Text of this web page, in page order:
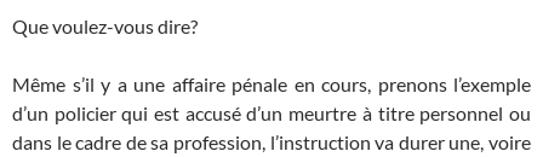
Que voulez-vous dire?
Même s’il y a une affaire pénale en cours, prenons l’exemple
d’un policier qui est accusé d’un meurtre à titre personnel ou
dans le cadre de sa profession, l’instruction va durer une, voire